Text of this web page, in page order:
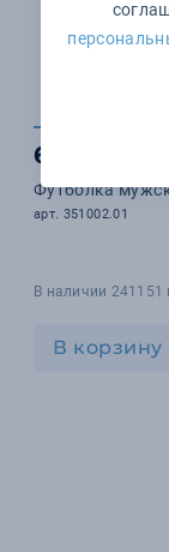
602 ₽
Футболка
арт. 351002.01
В наличии 241151
В корзину